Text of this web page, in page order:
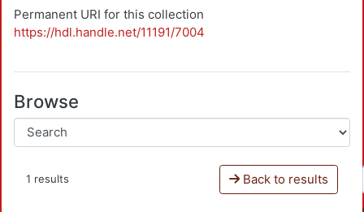
Permanent URI for this collection
https://hdl.handle.net/11191/7004
Browse
1 results Back to results